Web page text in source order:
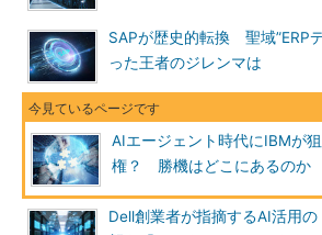
SAPが歴史的転換 聖域”ERP
った王者のジレンマは
AIエージェント時代にIBMが
権？ 勝機はどこにあるのか
Dell創業者が指摘するAI活用